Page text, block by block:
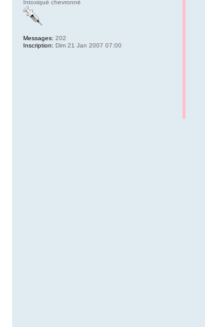
Intoxiqué chevronné
Messages: 202
Inscription: Dim 21 Jan 2007 07:00